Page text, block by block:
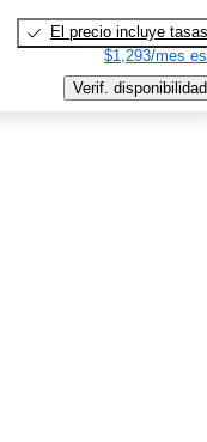
El precio incluye tasas
$1,293/mes
Verif. disponibilidad